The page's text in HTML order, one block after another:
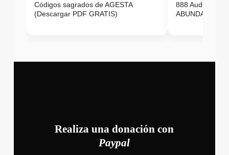
Códigos sagrados de AGESTA
(Descargar PDF GRATIS)
888 Audio
ABUNDANCIA
Realiza una donación con
Paypal